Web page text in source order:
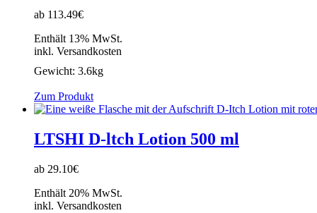
ab 113.49€
Enthält 13% MwSt.
inkl. Versandkosten
Gewicht: 3.6kg
Zum Produkt
LTSHI D-ltch Lotion 500 ml
ab 29.10€
Enthält 20% MwSt.
inkl. Versandkosten